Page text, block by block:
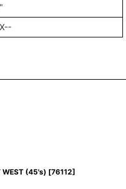
WEST (45's) [76112]